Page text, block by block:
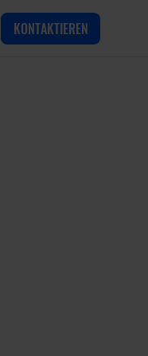
KONTAKTIEREN